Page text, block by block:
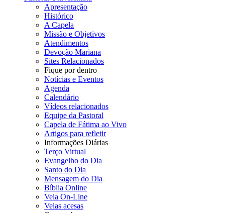
Apresentação
Histórico
A Capela
Missão e Objetivos
Atendimentos
Devoção Mariana
Sites Relacionados
Fique por dentro
Notícias e Eventos
Agenda
Calendário
Vídeos relacionados
Equipe da Pastoral
Capela de Fátima ao Vivo
Artigos para refletir
Informações Diárias
Terço Virtual
Evangelho do Dia
Santo do Dia
Mensagem do Dia
Bíblia Online
Vela On-Line
Velas acesas